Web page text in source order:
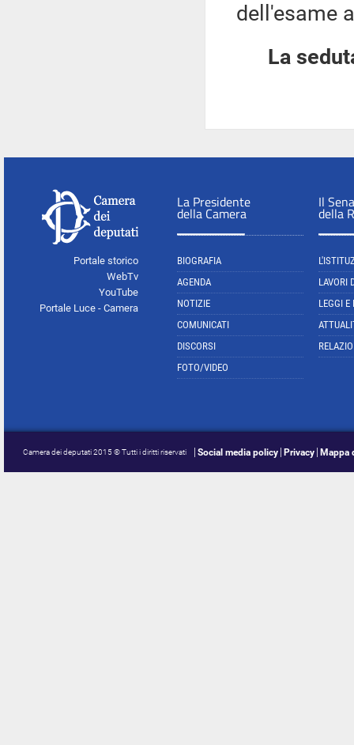
dell'esame
La
Portale storico
WebTv
YouTube
Portale Luce - Camera
La Presidente
della Camera
BIOGRAFIA
AGENDA
NOTIZIE
COMUNICATI
DISCORSI
FOTO/VIDEO
Il
della
LAVORI
LEGGI E
Camera dei deputati 2015 © Tutti i diritti riservati Social media policy Privacy Mappa